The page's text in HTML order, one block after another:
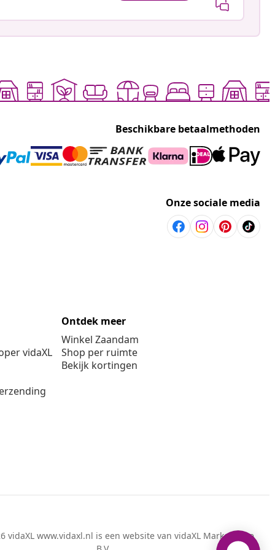
Beschikbare betaalmethoden
Onze sociale media
vidaXL
Ontdek meer
Winkel Zaandam
Shop per ruimte
Bekijk kortingen
vidaXL www.vidaxl.nl is een website van vidaXL Marketplace